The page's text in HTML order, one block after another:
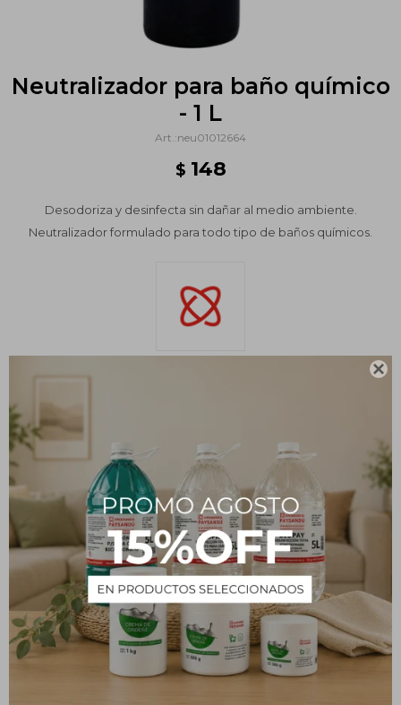

Neutralizador para baño químico
- 1 L
neu01012664
$ 148
Desodoriza y desinfecta sin dañar al medio ambiente.
Neutralizador formulado para todo tipo de baños químicos.
Métodos y costos de envío
PRODUCTOS QUE TE PUEDEN INTERESAR